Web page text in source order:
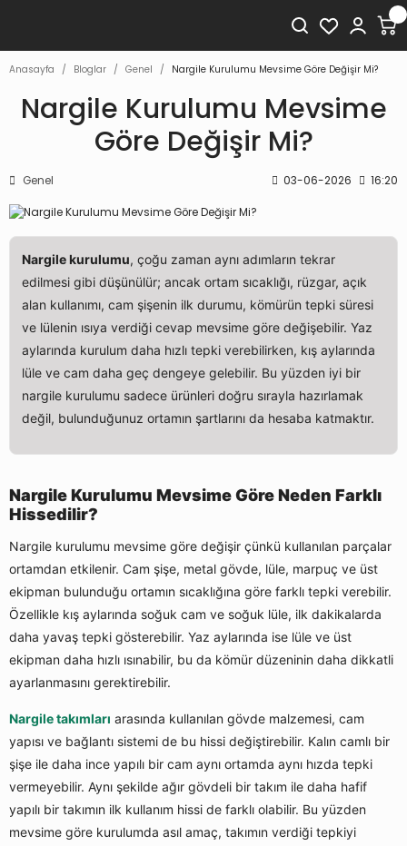
Anasayfa Bloglar Genel Nargile Kurulumu Mevsime Göre Değişir Mi?
Nargile Kurulumu Mevsime
Göre Değişir Mi?
Genel 03-06-2026 16:20
Nargile kurulumu, çoğu zaman aynı adımların tekrar
edilmesi gibi düşünülür; ancak ortam sıcaklığı, rüzgar, açık
alan kullanımı, cam şişenin ilk durumu, kömürün tepki süresi
ve lülenin ısıya verdiği cevap mevsime göre değişebilir. Yaz
aylarında kurulum daha hızlı tepki verebilirken, kış aylarında
lüle ve cam daha geç dengeye gelebilir. Bu yüzden iyi bir
nargile kurulumu sadece ürünleri doğru sırayla hazırlamak
değil, bulunduğunuz ortamın şartlarını da hesaba katmaktır.
Nargile Kurulumu Mevsime Göre Neden Farklı
Hissedilir?
Nargile kurulumu mevsime göre değişir çünkü kullanılan parçalar
ortamdan etkilenir. Cam şişe, metal gövde, lüle, marpuç ve üst
ekipman bulunduğu ortamın sıcaklığına göre farklı tepki verebilir.
Özellikle kış aylarında soğuk cam ve soğuk lüle, ilk dakikalarda
daha yavaş tepki gösterebilir. Yaz aylarında ise lüle ve üst
ekipman daha hızlı ısınabilir, bu da kömür düzeninin daha dikkatli
ayarlanmasını gerektirebilir.
Nargile takımları arasında kullanılan gövde malzemesi, cam
yapısı ve bağlantı sistemi de bu hissi değiştirebilir. Kalın camlı bir
şişe ile daha ince yapılı bir cam aynı ortamda aynı hızda tepki
vermeyebilir. Aynı şekilde ağır gövdeli bir takım ile daha hafif
yapılı bir takımın ilk kullanım hissi de farklı olabilir. Bu yüzden
mevsime göre kurulumda asıl amaç, takımın verdiği tepkiyi